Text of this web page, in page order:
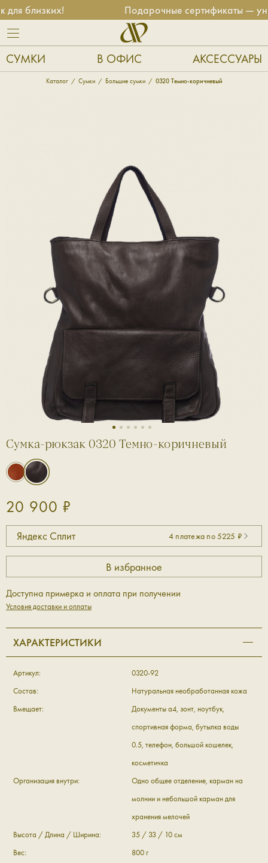
близких! Подарочные сертификаты —
СУМКИ В ОФИС АКСЕССУАРЫ
Каталог Сумки Большие сумки 0320 Темно-коричневый
1 2 3 4 5 6
Сумка-рюкзак 0320 Темно-коричневый
20 900 ₽
Яндекс Сплит 4 платежа по 5225 ₽
Доступна примерка и оплата при получении
Условия доставки и оплаты
ХАРАКТЕРИСТИКИ
Артикул:
0320-92
Состав:
Натуральная необработанная кожа
Вмещает:
Документы а4, зонт, ноутбук,
спортивная форма, бутылка воды
0.5, телефон, большой кошелек,
косметичка
Организация внутри:
Одно общее отделение, карман на
молнии и небольшой карман для
хранения мелочей
Высота / Длина / Ширина:
35 / 33 / 10 см
Вес:
800 г